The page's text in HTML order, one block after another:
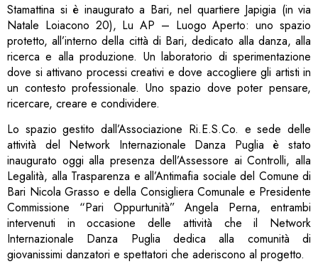
Stamattina si è inaugurato a Bari, nel quartiere Japigia (in via
Natale Loiacono 20), Lu AP – Luogo Aperto: uno spazio
protetto, all’interno della città di Bari, dedicato alla danza, alla
ricerca e alla produzione. Un laboratorio di sperimentazione
dove si attivano processi creativi e dove accogliere gli artisti in
un contesto professionale. Uno spazio dove poter pensare,
ricercare, creare e condividere.
Lo spazio gestito dall’Associazione Ri.E.S.Co. e sede delle
attività del Network Internazionale Danza Puglia è stato
inaugurato oggi alla presenza dell’Assessore ai Controlli, alla
Legalità, alla Trasparenza e all’Antimafia sociale del Comune di
Bari Nicola Grasso e della Consigliera Comunale e Presidente
Commissione “Pari Oppurtunità” Angela Perna, entrambi
intervenuti in occasione delle attività che il Network
Internazionale Danza Puglia dedica alla comunità di
giovanissimi danzatori e spettatori che aderiscono al progetto.